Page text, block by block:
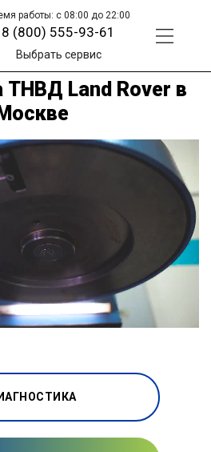
работы: с 08:00 до 22:00
8 (800) 555-93-61
Выбрать сервис
ТНВД Land Rover в
Москве